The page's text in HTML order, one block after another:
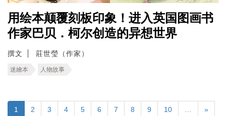
用绘本颠覆刻板印象！进入英国图画书
作家巴贝．柯尔创造的异想世界
撰文 莊世瑩（作家）
迷繪本 人物故事
1 2 3 4 5 6 7 8 9 10 »